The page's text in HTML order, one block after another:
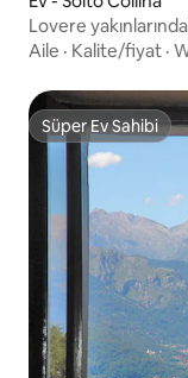
Lovere
Aile · Kalite/fiyat ·
Süper Ev Sahibi
Süper Ev Sahibi